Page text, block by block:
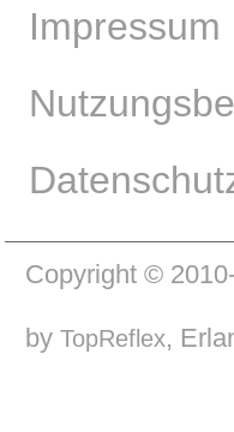
Impressum
Copyright ©
by TopReflex,